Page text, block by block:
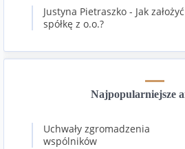
Justyna Pietraszko - Jak założyć
spółkę z o.o.?
Najpopularniejsze
Uchwały zgromadzenia
wspólników